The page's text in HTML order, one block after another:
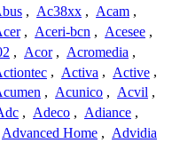
, Ac38xx , Acam ,
, Aceri-bcn , Acesee ,
, Acor , Acromedia ,
, Activa , Active ,
, Acunico , Acvil ,
, Adeco , Adiance ,
Advanced Home , Advidia